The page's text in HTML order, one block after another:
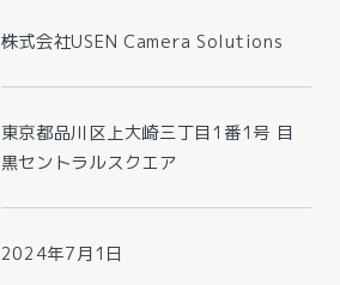
株式会社USEN Camera Solutions
東京都品川区上大崎三丁目1番1号 目
黒セントラルスクエア
2024年7月1日